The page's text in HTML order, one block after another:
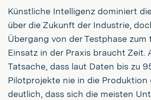
Künstliche Intelligenz dominiert
über die Zukunft der Industrie,
Übergang von der Testphase zum
Einsatz in der Praxis braucht Zeit.
Tatsache, dass laut Daten bis zu
Pilotprojekte nie in die Produktion
deutlich, dass sich die meisten